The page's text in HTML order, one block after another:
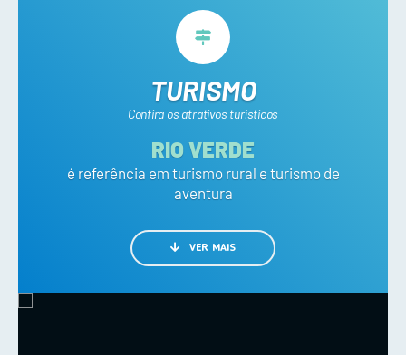
TURISMO
Confira os atrativos turísticos
RIO VERDE
é referência em turismo rural e turismo de
aventura
VER MAIS